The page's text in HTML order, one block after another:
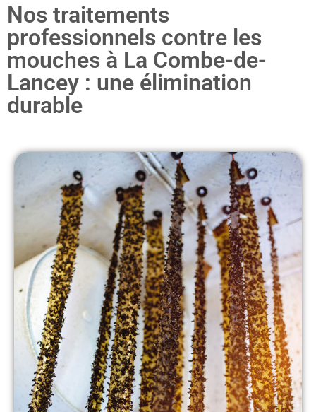
Nos traitements
professionnels contre les
mouches à La Combe-de-
Lancey : une élimination
durable